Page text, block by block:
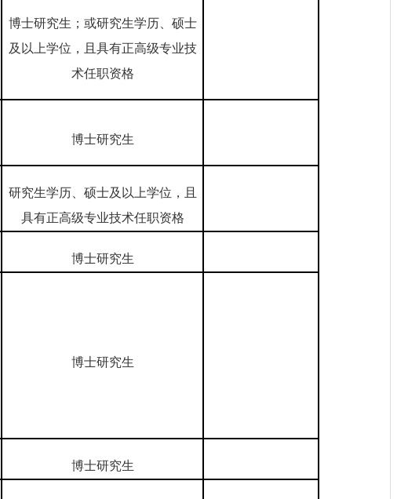
博士研究生；或研究生学历、硕士
及以上学位，且具有正高级专业技
术任职资格
博士研究生
研究生学历、硕士及以上学位，且
具有正高级专业技术任职资格
博士研究生
博士研究生
博士研究生